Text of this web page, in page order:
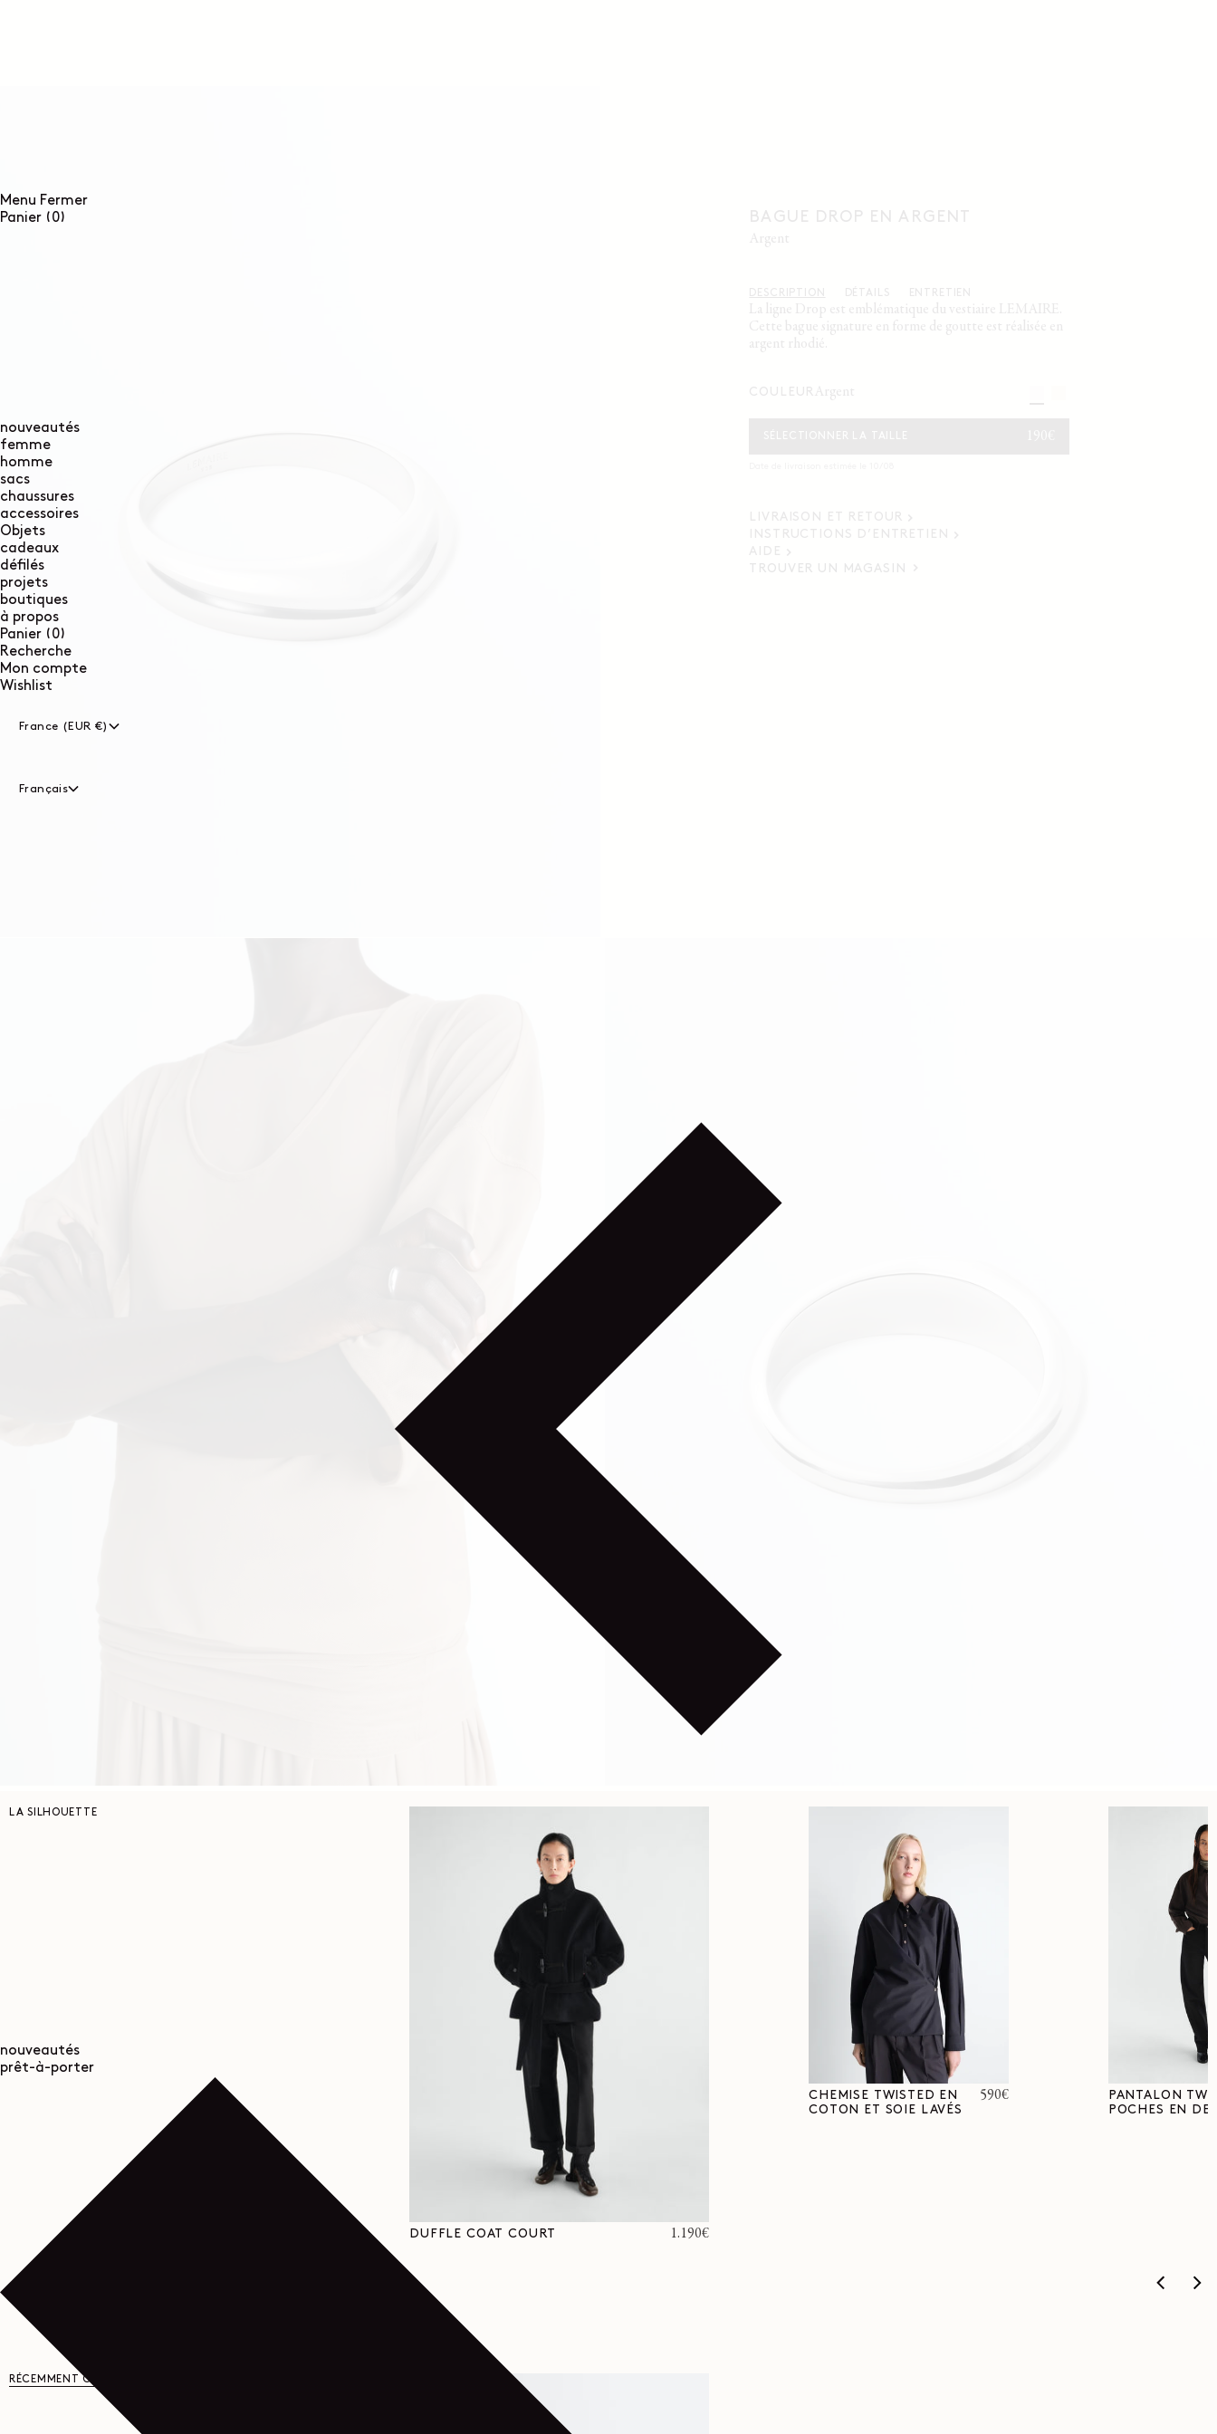
Menu Fermer
Panier (0)
nouveautés
femme
homme
sacs
chaussures
accessoires
Objets
cadeaux
défilés
projets
boutiques
à propos
Panier (0)
article
Recherche
Mon compte
Wishlist
France (EUR €)
Français
nouveautés
prêt-à-porter
BAGUE DROP EN ARGENT
argent
DESCRIPTION DÉTAILS ENTRETIEN
La ligne Drop est emblématique du vestiaire LEMAIRE.
Cette bague signature en forme de goutte est réalisée en
argent rhodié.
COULEUR argent
LIVRAISON ET RETOUR
INSTRUCTIONS D’ENTRETIEN
AIDE
TROUVER UN MAGASIN
LA SILHOUETTE
DUFFLE COAT COURT
Prix
1.190€
CHEMISE TWISTED EN
COTON ET SOIE LAVÉS
Prix
590€
PANTALON
POCHES EN
RÉCEMMENT CONSULTÉ